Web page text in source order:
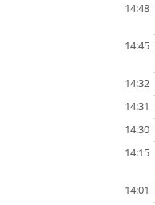
14:48
14:45
14:32
14:31
14:30
14:15
14:01